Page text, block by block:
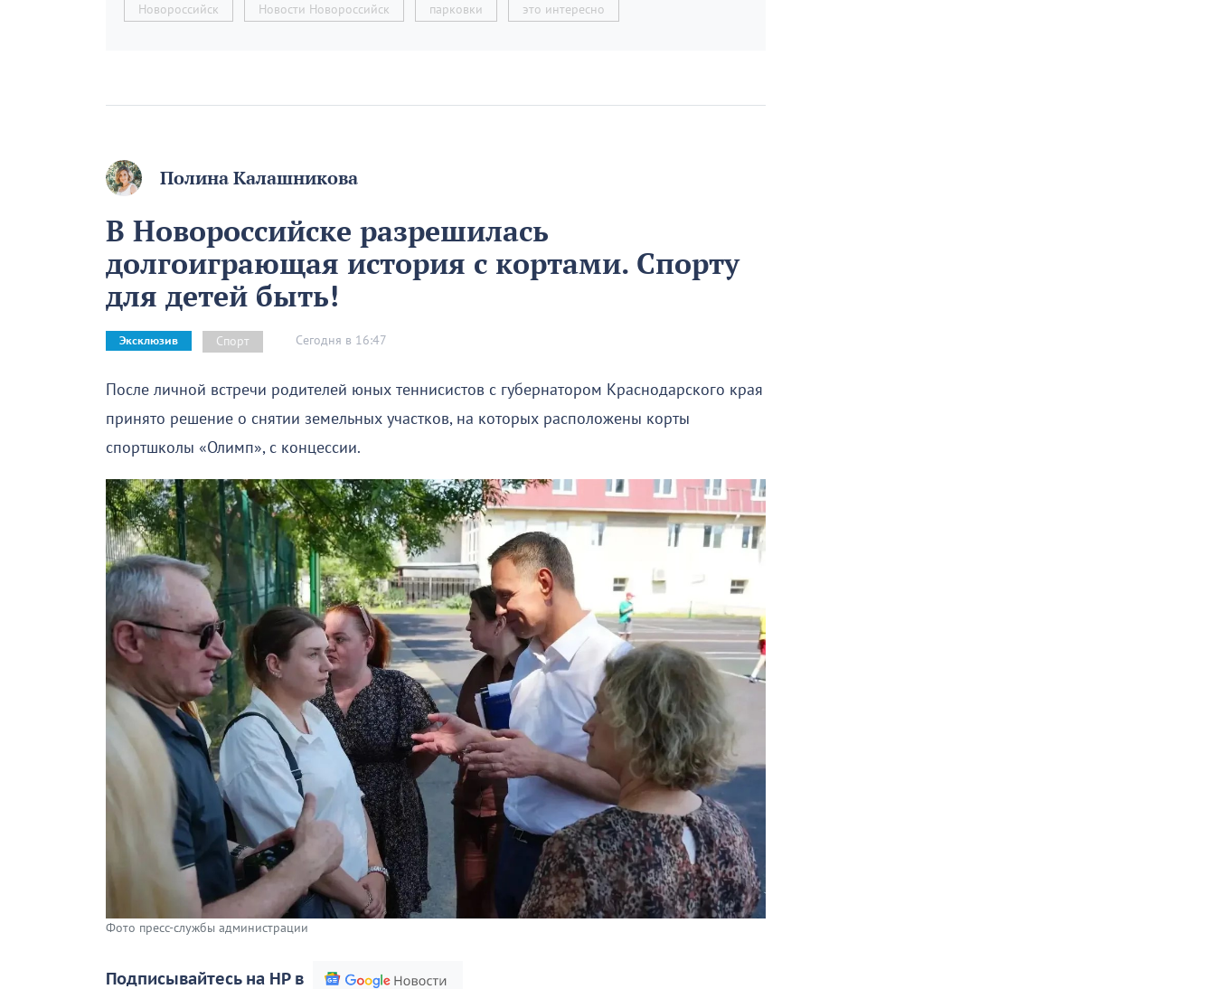
Новороссийск Новости Новороссийск парковки это интересно
Полина Калашникова
В Новороссийске разрешилась
долгоиграющая история с кортами. Спорту
для детей быть!
Эксклюзив Спорт Сегодня в 16:47
После личной встречи родителей юных теннисистов с губернатором Краснодарского края
принято решение о снятии земельных участков, на которых расположены корты
спортшколы «Олимп», с концессии.
Фото пресс-службы администрации
Подписывайтесь на НР в